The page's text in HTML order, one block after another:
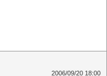
2006/09/20 18:00